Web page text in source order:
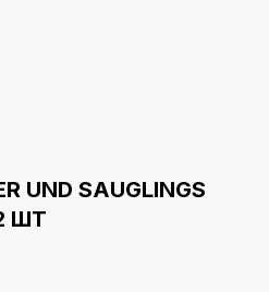
UND SAUGLINGS
ШТ